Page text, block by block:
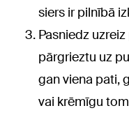
siers ir pilnībā
Pasniedz
pārgrieztu uz
gan viena pati,
vai krēmīgu